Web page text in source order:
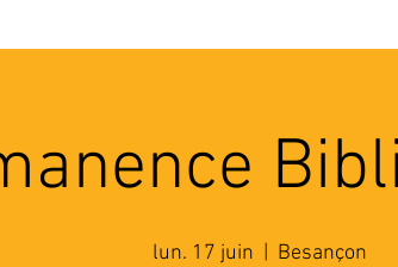
lun. 17 juin Besançon